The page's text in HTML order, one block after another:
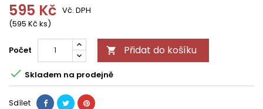
595 Kč
(595 Kč ks)
Vč. DPH
Počet  Přidat do košíku
 Skladem na prodejně
Sdílet